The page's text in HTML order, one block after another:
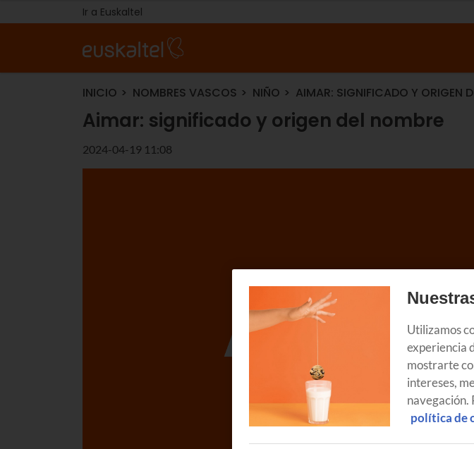
Ir a Euskaltel
INICIO NOMBRES VASCOS NIÑO AIMAR: SIGNIFICADO Y ORIGEN
Aimar: significado y origen del nombre
2024-04-19 11:08
Utilizamos
experiencia
mostrarte
intereses,
navegación.
política de